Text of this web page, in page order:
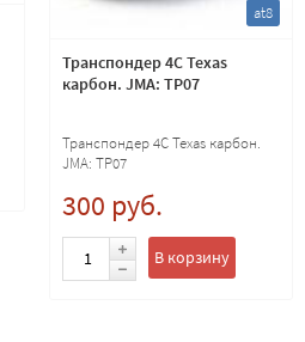
at8
Транспондер 4C Texas
карбон. JMA: TP07
Транспондер 4C Texas карбон.
JMA: TP07
300 руб.
В корзину